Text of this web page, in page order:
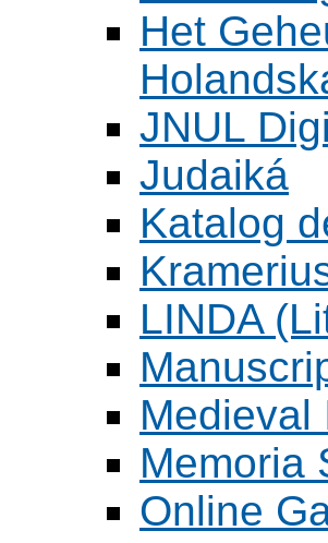
Het
JNUL
Judaiká
Katalog
LINDA
Medieval
Memoria
Online